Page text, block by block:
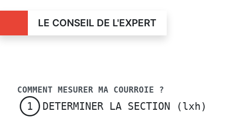
LE CONSEIL DE L'EXPERT
COMMENT MESURER MA COURROIE ?
1 DETERMINER LA SECTION (lxh)